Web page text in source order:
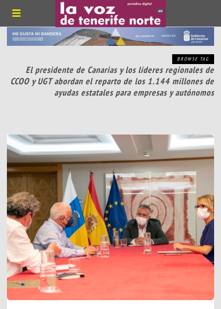
BROWSE TAG
El presidente de Canarias y los líderes regionales de
CCOO y UGT abordan el reparto de los 1.144 millones de
ayudas estatales para empresas y autónomos